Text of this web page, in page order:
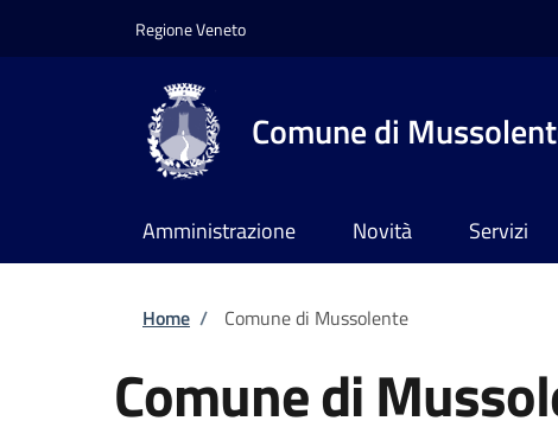
Regione Veneto
Comune di
Amministrazione Novità Servizi
Briciole di pane
Home / Comune di Mussolente
Comune di